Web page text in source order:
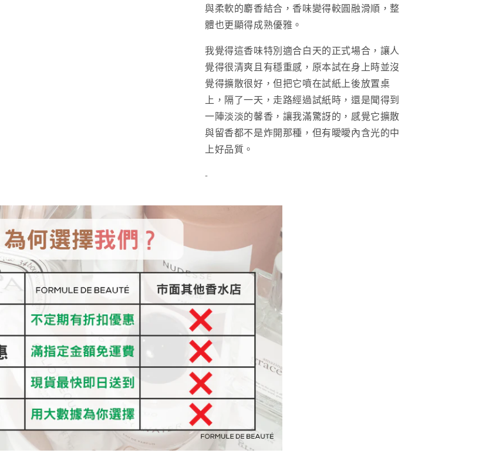
與柔軟的麝香結合，香味變得較圓融滑順，整
體也更顯得成熟優雅。
我覺得這香味特別適合白天的正式場合，讓人
覺得很清爽且有穩重感，原本試在身上時並沒
覺得擴散很好，但把它噴在試紙上後放置桌
上，隔了一天，走路經過試紙時，還是聞得到
一陣淡淡的馨香，讓我滿驚訝的，感覺它擴散
與留香都不是炸開那種，但有曖曖內含光的中
上好品質。
-